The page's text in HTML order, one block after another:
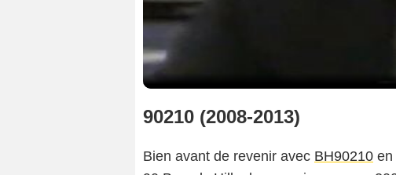
90210 (2008-2013)
Bien avant de revenir avec BH90210 en